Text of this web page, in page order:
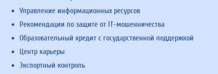
Управление информационных ресурсов
Рекомендации по защите от IT-мошенничества
Образовательный кредит с государственной поддержкой
Центр карьеры
Экспортный контроль